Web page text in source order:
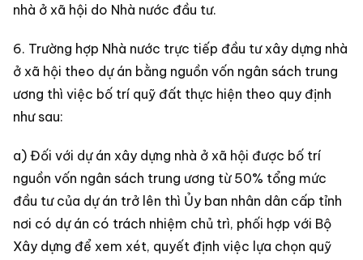
nhà ở xã hội do Nhà nước đầu tư.
6. Trường hợp Nhà nước trực tiếp đầu tư xây dựng nhà
ở xã hội theo dự án bằng nguồn vốn ngân sách trung
ương thì việc bố trí quỹ đất thực hiện theo quy định
như sau:
a) Đối với dự án xây dựng nhà ở xã hội được bố trí
nguồn vốn ngân sách trung ương từ 50% tổng mức
đầu tư của dự án trở lên thì Ủy ban nhân dân cấp tỉnh
nơi có dự án có trách nhiệm chủ trì, phối hợp với Bộ
Xây dựng để xem xét, quyết định việc lựa chọn quỹ